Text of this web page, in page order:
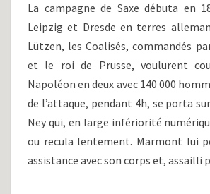
LA
DE
SAXE
(1813)
La campagne de Saxe débuta en
Leipzig et Dresde en terres
Lützen, les Coalisés, commandés
et le roi de Prusse, voulurent
Napoléon en deux avec 140 000
de l’attaque, pendant 4h, se porta
Ney qui, en large infériorité
ou recula lentement. Marmont lui
assistance avec son corps et, assailli